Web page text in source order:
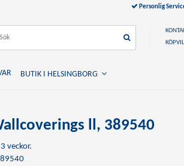
ll, 389540
veckor.
Personlig
BUTIK I HELSINGBORG